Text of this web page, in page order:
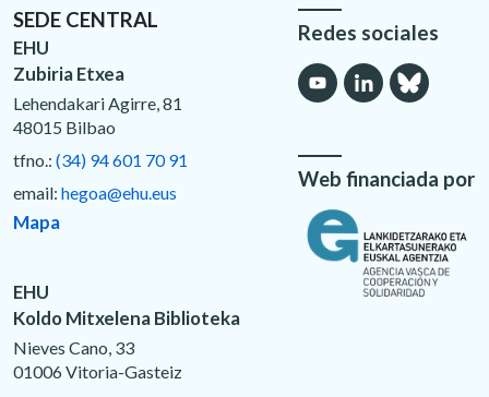
SEDE CENTRAL
EHU
Zubiria Etxea
Lehendakari Agirre, 81
48015 Bilbao
tfno.: (34) 94 601 70 91
email: hegoa@ehu.eus
Mapa
EHU
Koldo Mitxelena Biblioteka
Nieves Cano, 33
01006 Vitoria-Gasteiz
Redes sociales
Web financiada por